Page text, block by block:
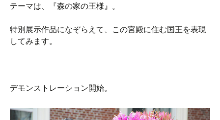
テーマは、『森の家の王様』。
特別展示作品になぞらえて、この宮殿に住む国王を表現
してみます。
デモンストレーション開始。